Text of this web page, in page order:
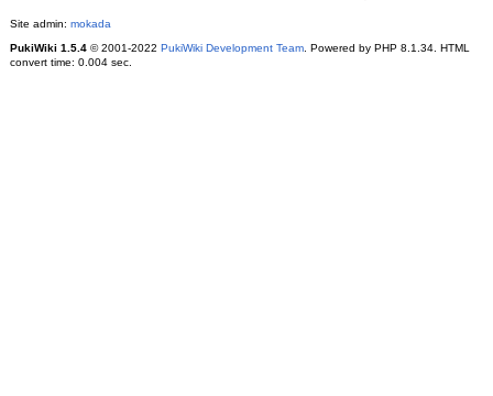
Site admin: mokada
PukiWiki 1.5.4© 2001-2022 PukiWiki Development Team. Powered by PHP 8.1.34. HTML
convert time: 0.004 sec.